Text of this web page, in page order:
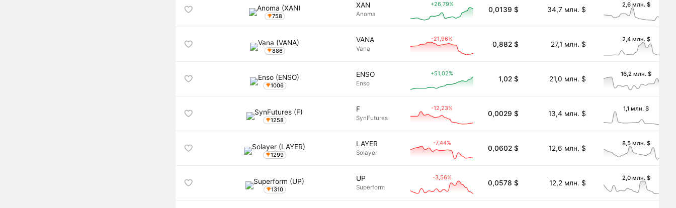
758
XAN
Anoma
+26,79%
0,0139 $ 34,7 млн. $
2,6 млн. $
886
VANA
Vana
-21,96%
0,882 $ 27,1 млн. $
2,4 млн. $
1006
ENSO
Enso
+51,02%
1,02 $ 21,0 млн. $
16,2 млн. $
1258
F
SynFutures
-12,23%
0,0029 $ 13,4 млн. $
1,1 млн. $
1299
LAYER
Solayer
-7,44%
0,0602 $ 12,6 млн. $
8,5 млн. $
1310
UP
Superform
-3,56%
0,0578 $ 12,2 млн. $
2,0 млн. $